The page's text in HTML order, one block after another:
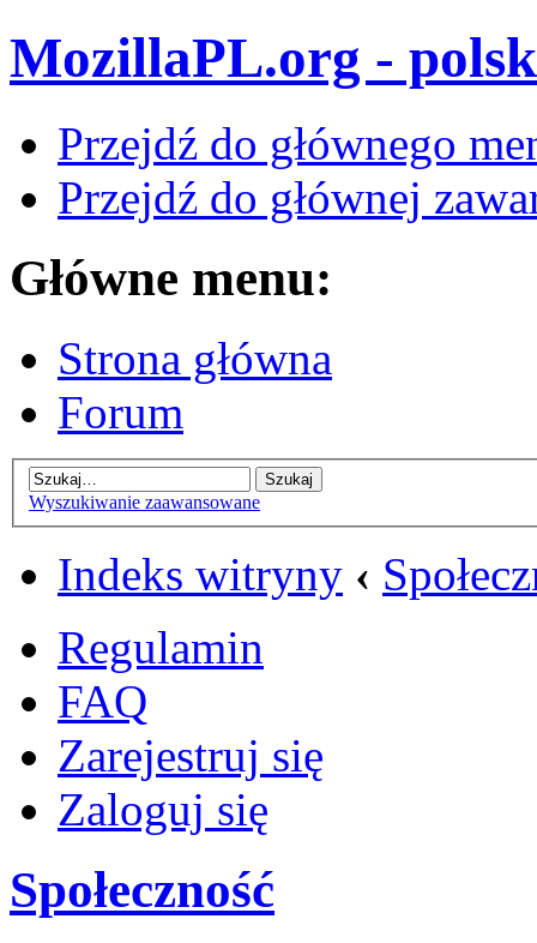
MozillaPL.org -
Przejdź do głównego
Przejdź do głównej
Główne menu:
Strona główna
Forum
Wyszukiwanie zaawansowane
Indeks witryny ‹
Regulamin
FAQ
Zarejestruj się
Zaloguj się
Społeczność